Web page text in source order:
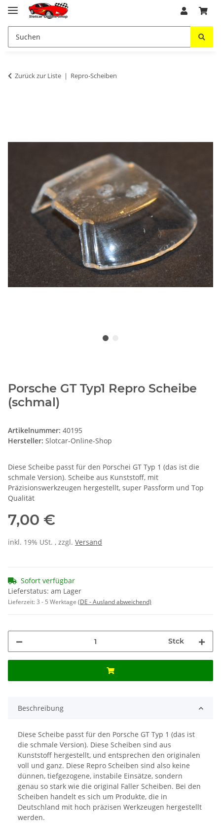
Zurück zur Liste Repro-Scheiben
Porsche GT Typ1 Repro Scheibe
(schmal)
Artikelnummer: 40195
Hersteller: Slotcar-Online-Shop
Diese Scheibe passt für den Porschei GT Typ 1 (das ist die
schmale Version). Scheibe aus Kunststoff, mit
Präzisionswerkzeugen hergestellt, super Passform und Top
Qualität
7,00 €
inkl. 19% USt. , zzgl. Versand
Sofort verfügbar
Lieferstatus: am Lager
Lieferzeit:3 - 5 Werktage (DE - Ausland abweichend)
Stck
Beschreibung
Diese Scheibe passt für den Porsche GT Typ 1 (das ist
die schmale Version). Diese Scheiben sind aus
Kunststoff hergestellt, und entsprechen den originalen
voll und ganz. Diese Repro Scheiben sind also keine
dünnen, tiefgezogene, instabile Einsätze, sondern
genau so stark wie die original Faller Scheiben. Bei den
Scheiben handelt es sich um Produkte, die in
Deutschland mit hoch präzisen Werkzeugen hergestellt
werden.